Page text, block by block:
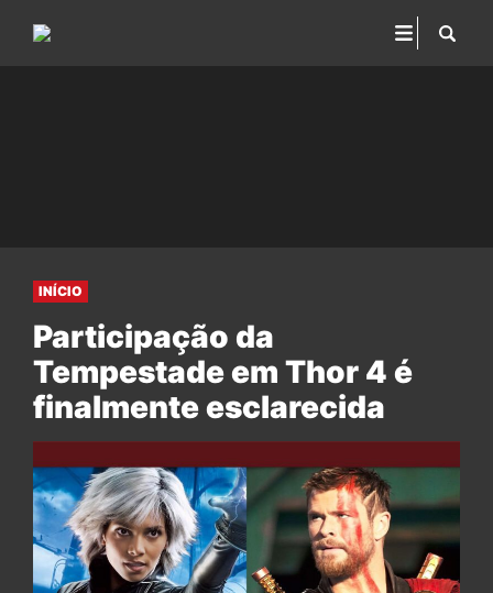
INÍCIO
Participação da
Tempestade em Thor 4 é
finalmente esclarecida